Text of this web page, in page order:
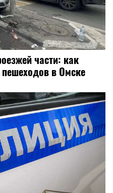
части: как
в Омске